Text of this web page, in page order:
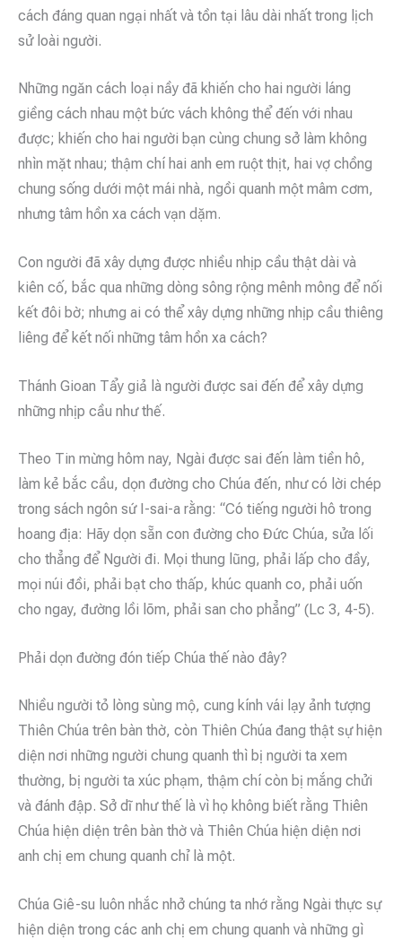
cách đáng quan ngại nhất và tồn tại lâu dài nhất trong lịch
sử loài người.
Những ngăn cách loại nầy đã khiến cho hai người láng
giềng cách nhau một bức vách không thể đến với nhau
được; khiến cho hai người bạn cùng chung sở làm không
nhìn mặt nhau; thậm chí hai anh em ruột thịt, hai vợ chồng
chung sống dưới một mái nhà, ngồi quanh một mâm cơm,
nhưng tâm hồn xa cách vạn dặm.
Con người đã xây dựng được nhiều nhịp cầu thật dài và
kiên cố, bắc qua những dòng sông rộng mênh mông để nối
kết đôi bờ; nhưng ai có thể xây dựng những nhịp cầu thiêng
liêng để kết nối những tâm hồn xa cách?
Thánh Gioan Tẩy giả là người được sai đến để xây dựng
những nhịp cầu như thế.
Theo Tin mừng hôm nay, Ngài được sai đến làm tiền hô,
làm kẻ bắc cầu, dọn đường cho Chúa đến, như có lời chép
trong sách ngôn sứ I-sai-a rằng: “Có tiếng người hô trong
hoang địa: Hãy dọn sẵn con đường cho Đức Chúa, sửa lối
cho thẳng để Người đi. Mọi thung lũng, phải lấp cho đầy,
mọi núi đồi, phải bạt cho thấp, khúc quanh co, phải uốn
cho ngay, đường lồi lõm, phải san cho phẳng” (Lc 3, 4-5).
Phải dọn đường đón tiếp Chúa thế nào đây?
Nhiều người tỏ lòng sùng mộ, cung kính vái lạy ảnh tượng
Thiên Chúa trên bàn thờ, còn Thiên Chúa đang thật sự hiện
diện nơi những người chung quanh thì bị người ta xem
thường, bị người ta xúc phạm, thậm chí còn bị mắng chửi
và đánh đập. Sở dĩ như thế là vì họ không biết rằng Thiên
Chúa hiện diện trên bàn thờ và Thiên Chúa hiện diện nơi
anh chị em chung quanh chỉ là một.
Chúa Giê-su luôn nhắc nhở chúng ta nhớ rằng Ngài thực sự
hiện diện trong các anh chị em chung quanh và những gì